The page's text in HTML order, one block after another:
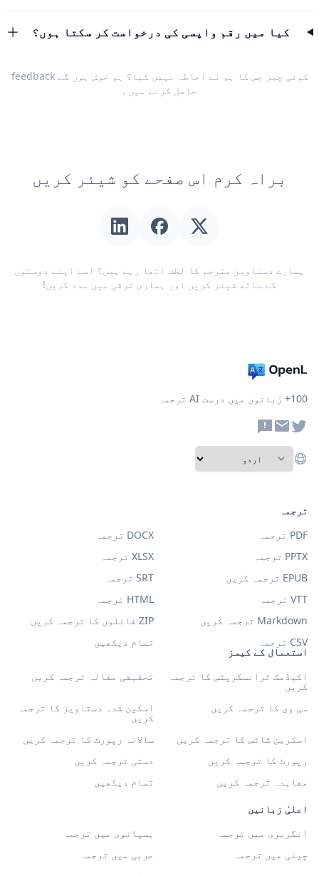
کیا میں رقم واپسی کی درخواست کر سکتا ہوں؟
کوئی چیز جس کا ہم نے احاطہ نہیں کیا؟ ہم خوش ہوں گےfeedback
حاصل کرنے میں .
براہ کرم اس صفحے کو شیئر کریں
ہمارے دستاویز مترجم کا لطف اٹھا رہے ہیں؟ اسے اپنے دوستوں
کے ساتھ شیئر کریں اور ہماری ترقی میں مدد کریں!
100+ زبانوں میں درست AI ترجمہ
استعمال کے کیسز
اکیڈمک ٹرانسکرپٹس کا ترجمہ
کریں
تحقیقی مقالہ ترجمہ کریں
سی وی کا ترجمہ کریں اسکین شدہ دستاویز کا ترجمہ
کریں
اسکرین شاٹس کا ترجمہ کریں
سالانہ رپورٹ کا ترجمہ کریں
رپورٹ کا ترجمہ کریں
دستی ترجمہ کریں
معاہدہ ترجمہ کریں
تمام دیکھیں
اعلیٰ زبانیں
انگریزی میں ترجمہ
ہسپانوی میں ترجمہ
چینی میں ترجمہ
عربی میں ترجمہ
ترجمہ
PDF ترجمہ
DOCX ترجمہ
PPTX ترجمہ
XLSX ترجمہ
EPUB ترجمہ کریں
SRT ترجمہ
VTT ترجمہ
HTML ترجمہ
Markdown ترجمہ کریں
ZIP فائلوں کا ترجمہ کریں
CSV ترجمہ
تمام دیکھیں